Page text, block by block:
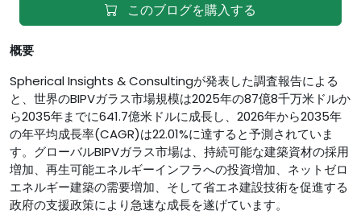
このブログを購入する
概要
Spherical Insights & Consultingが発表した調査報告による
と、世界のBIPVガラス市場規模は2025年の87億8千万米ドルか
ら2035年までに641.7億米ドルに成長し、2026年から2035年
の年平均成長率(CAGR)は22.01%に達すると予測されていま
す。グローバルBIPVガラス市場は、持続可能な建築資材の採用
増加、再生可能エネルギーインフラへの投資増加、ネットゼロ
エネルギー建築の需要増加、そして省エネ建設技術を促進する
政府の支援政策により急速な成長を遂げています。